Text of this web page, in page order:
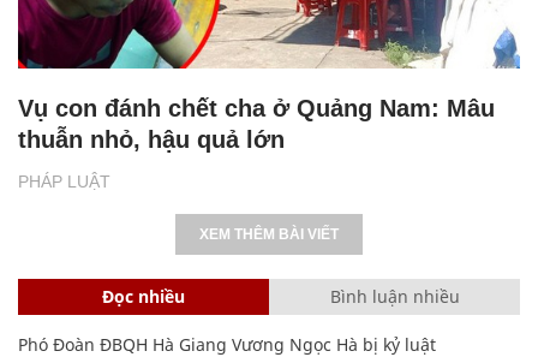
PHÁP LUẬT
Vụ con đánh chết cha ở Quảng Nam: Mâu
thuẫn nhỏ, hậu quả lớn
XEM THÊM BÀI VIẾT
Đọc nhiều Bình luận nhiều
Phó Đoàn ĐBQH Hà Giang Vương Ngọc Hà bị kỷ luật